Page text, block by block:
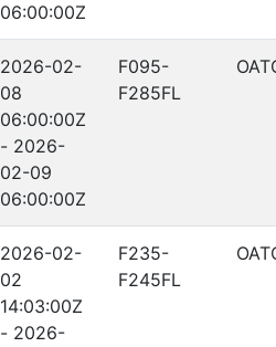
06:00:00Z
2026-02-
08
06:00:00Z
- 2026-
02-09
06:00:00Z
F095-
F285FL
2026-02-
02
14:03:00Z
- 2026-
F235-
F245FL